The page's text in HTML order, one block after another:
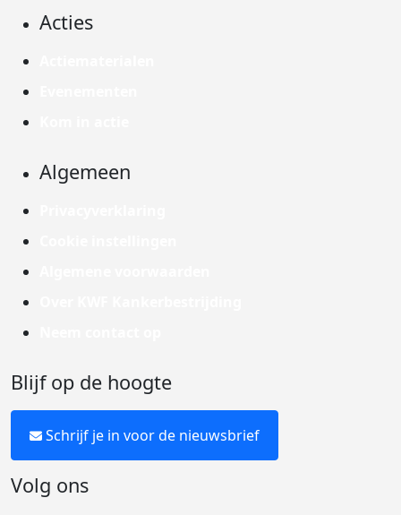
Acties
Algemeen
Blijf op de hoogte
Schrijf je in voor de nieuwsbrief
Volg ons